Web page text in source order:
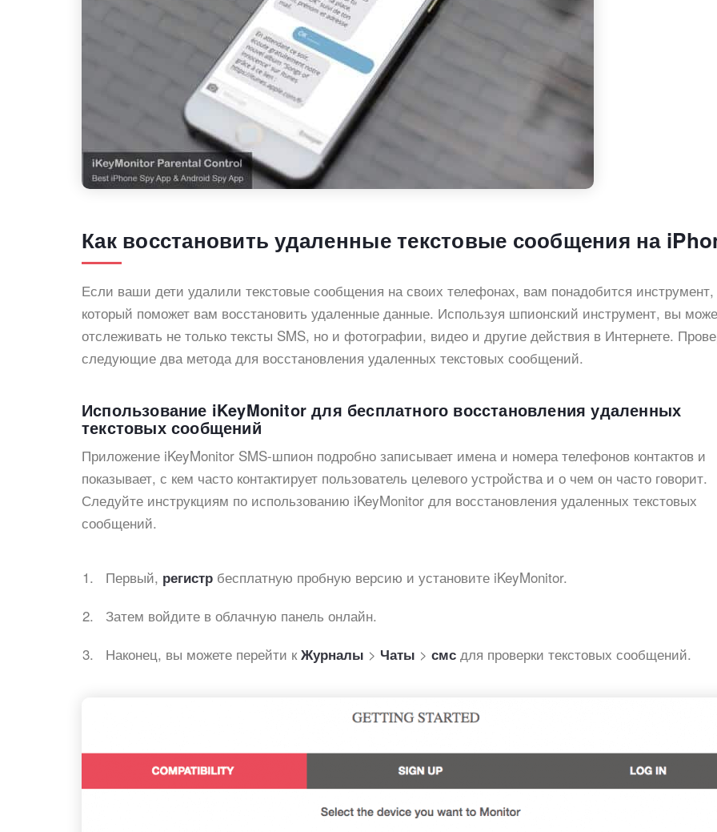
Как восстановить удаленные текстовые сообщения на
Если ваши дети удалили текстовые сообщения на своих телефонах, вам понадобится инструмент,
который поможет вам восстановить удаленные данные. Используя шпионский инструмент, вы
отслеживать не только тексты SMS, но и фотографии, видео и другие действия в Интернете.
следующие два метода для восстановления удаленных текстовых сообщений.
Использование iKeyMonitor для бесплатного восстановления удаленных
текстовых сообщений
Приложение iKeyMonitor SMS-шпион подробно записывает имена и номера телефонов контактов и
показывает, с кем часто контактирует пользователь целевого устройства и о чем он часто говорит.
Следуйте инструкциям по использованию iKeyMonitor для восстановления удаленных текстовых
сообщений.
Первый, регистр бесплатную пробную версию и установите iKeyMonitor.
Затем войдите в облачную панель онлайн.
Наконец, вы можете перейти кЖурналы > Чаты > смс для проверки текстовых сообщений.